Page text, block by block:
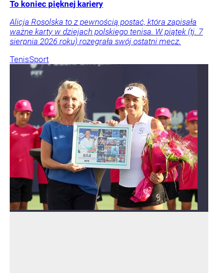
To koniec pięknej kariery
Alicja Rosolska to z pewnością postać, która zapisała
ważne karty w dziejach polskiego tenisa. W piątek (tj. 7
sierpnia 2026 roku) rozegrała swój ostatni mecz.
TenisSport